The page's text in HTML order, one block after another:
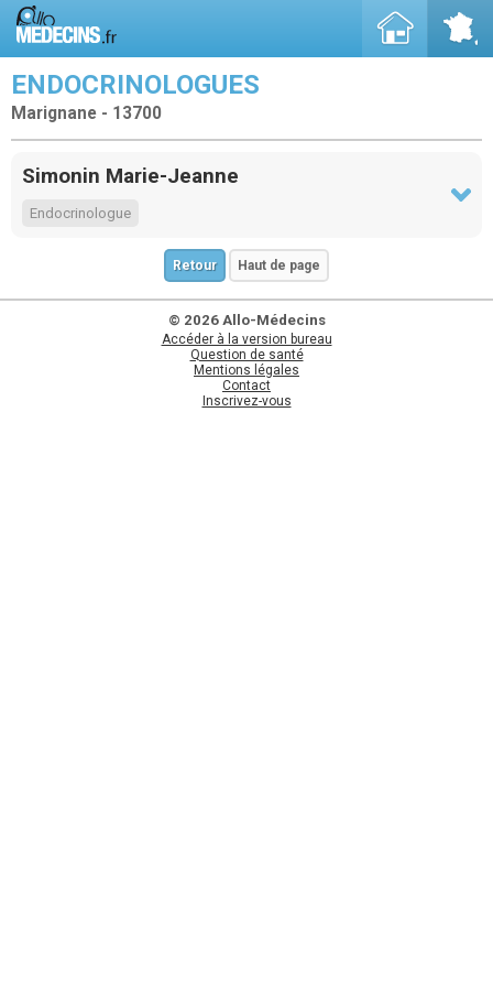
ENDOCRINOLOGUES
Marignane - 13700
Simonin Marie-Jeanne
Endocrinologue
Retour Haut de page
© 2026 Allo-Médecins
Accéder à la version bureau
Question de santé
Mentions légales
Contact
Inscrivez-vous